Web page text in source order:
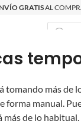
tomando más
forma manual.
más de lo habitual.
GRATISAL
EQUIPO
hacer